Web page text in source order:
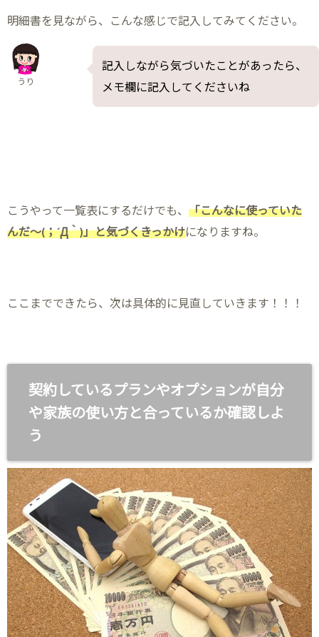
明細書を見ながら、こんな感じで記入してみてください。
記入しながら気づいたことがあったら、
メモ欄に記入してくださいね
うり
こうやって一覧表にするだけでも、 「こんなに使っていた
んだ～(；´Д｀)」と気づくきっかけになりますね。
ここまでできたら、次は具体的に見直していきます！！！
契約しているプランやオプションが自分
や家族の使い方と合っているか確認しよ
う